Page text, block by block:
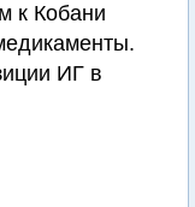
к Кобани
ИГ в